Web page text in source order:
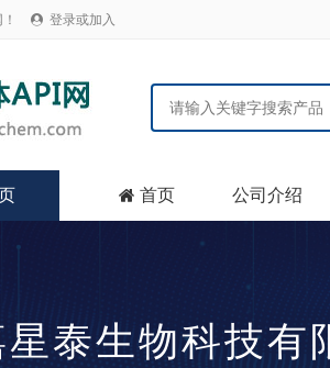
 登录或加入
 首页 公司介绍
泰生物科技有